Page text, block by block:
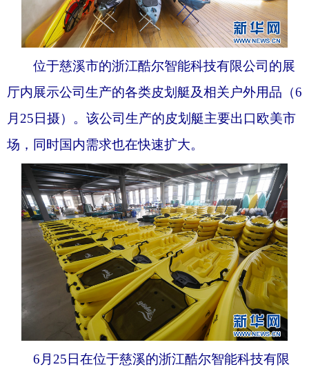
位于慈溪市的浙江酷尔智能科技有限公司的展
厅内展示公司生产的各类皮划艇及相关户外用品（6
月25日摄）。该公司生产的皮划艇主要出口欧美市
场，同时国内需求也在快速扩大。
6月25日在位于慈溪的浙江酷尔智能科技有限